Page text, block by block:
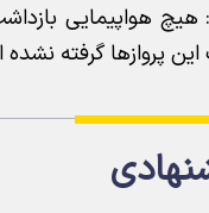
هواپیمایی
پروازها گرفته نشده